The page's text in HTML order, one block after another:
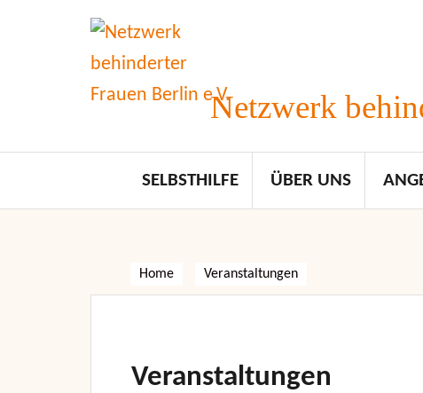
Netzwerk
SELBSTHILFE ÜBER UNS
Home Veranstaltungen
Veranstaltungen